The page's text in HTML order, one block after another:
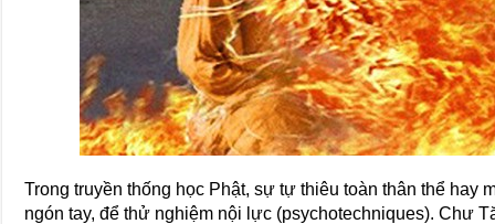
Trong truyền thống học Phật, sự tự thiêu toàn thân thể hay
ngón tay, để thử nghiệm nội lực (psychotechniques). Chư